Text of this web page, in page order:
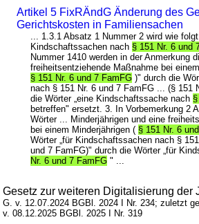
Artikel 5 FixRÄndG Änderung des
Gerichtskosten in Familiensachen
... 1.3.1 Absatz 1 Nummer 2 wird wie
Kindschaftssachen nach § 151 Nr. 6 und
Nummer 1410 werden in der Anmerkung
freiheitsentziehende Maßnahme bei
§ 151 Nr. 6 und 7 FamFG )" durch die
nach § 151 Nr. 6 und 7 FamFG ... (§ 151
die Wörter „eine Kindschaftssache nach
betreffen" ersetzt. 3. In Vorbemerkung 2
Wörter ... Minderjährigen und eine
bei einem Minderjährigen ( § 151 Nr. 6
Wörter „für Kindschaftssachen nach §
und 7 FamFG)" durch die Wörter „für
Nr. 6 und 7 FamFG " ...
Gesetz zur weiteren Digitalisierung der
G. v. 12.07.2024 BGBl. 2024 I Nr. 234; zuletzt
v. 08.12.2025 BGBl. 2025 I Nr. 319